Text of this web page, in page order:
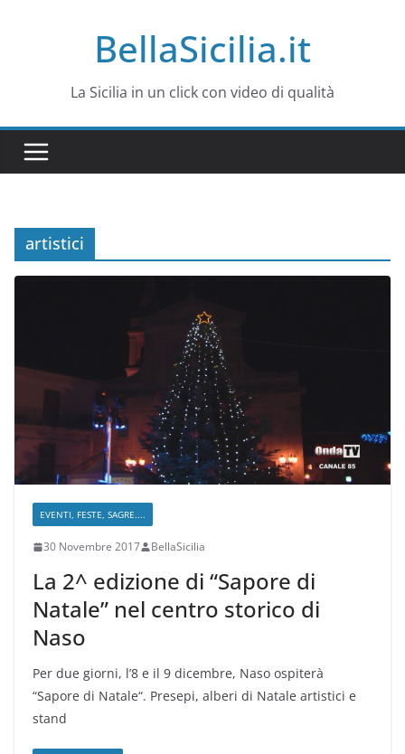
BellaSicilia.it
La Sicilia in un click con video di qualità
artistici
EVENTI, FESTE, SAGRE....
30 Novembre 2017 BellaSicilia
La 2^ edizione di “Sapore di
Natale” nel centro storico di
Naso
Per due giorni, l’8 e il 9 dicembre, Naso ospiterà
“Sapore di Natale“. Presepi, alberi di Natale artistici e
stand